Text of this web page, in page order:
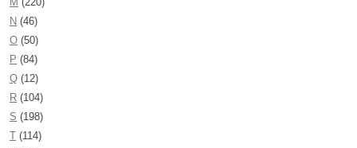
N (46)
O (50)
P (84)
Q (12)
R (104)
S (198)
T (114)